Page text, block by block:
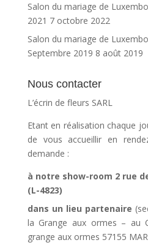
Salon du mariage de
2021 7 octobre 2022
Salon du mariage de
Septembre 2019 8 août 2019
Nous contacter
L’écrin de fleurs SARL
Etant en réalisation chaque
de vous accueillir en
demande :
à notre show-room 2 rue
(L-4823)
dans un lieu partenaire
la Grange aux ormes – au
grange aux ormes 57155